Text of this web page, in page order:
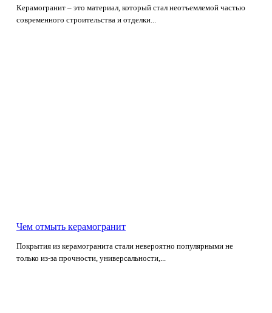
Керамогранит – это материал, который стал неотъемлемой частью
современного строительства и отделки...
Чем отмыть керамогранит
Покрытия из керамогранита стали невероятно популярными не
только из-за прочности, универсальности,...